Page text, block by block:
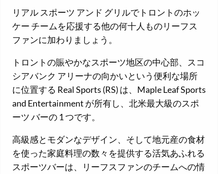
リアル スポーツ アンド グリルでトロントのホッ
ケー チームを応援する他の何十人ものリーフス
ファンに加わりましょう。
トロントの賑やかなスポーツ地区の中心部、スコ
シアバンク アリーナの向かいという便利な場所
に位置する Real Sports (RS) は、Maple Leaf Sports
and Entertainment が所有し、北米最大級のスポ
ーツ バーの 1 つです。
高級感とモダンなデザイン、そして地元産の食材
を使った家庭料理の数々を提供する活気あふれる
スポーツバーは、リーフスファンのチームへの情